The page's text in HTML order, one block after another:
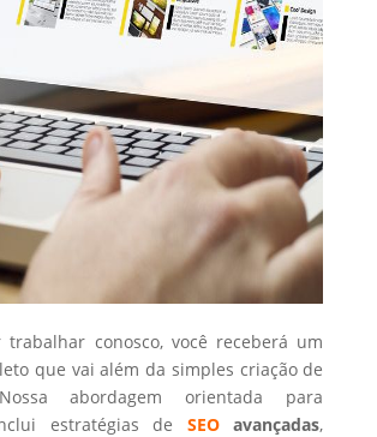
conosco, você receberá um
que vai além da simples criação de
abordagem orientada para
estratégias de SEOavançadas,